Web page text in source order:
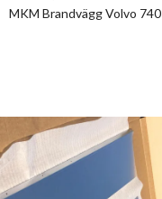
MKM Brandvägg Volvo 740